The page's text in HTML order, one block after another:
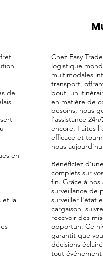
de
en
et la
Chez Easy
logistique
multimodales
transport,
bout, un
en matière de
besoins, nous
l'assistance
encore. Faites
efficace et
nous
Bénéficiez
complets sur
fin. Grâce à nos
surveillance de
surveiller l'état
cargaison,
recevoir des
opportun. Ce
garantit que
décisions
tout